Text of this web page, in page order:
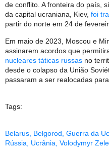
de conflito. A fronteira do país,
da capital ucraniana, Kiev, foi
partir do norte em 24 de
Em maio de 2023, Moscou e
assinarem acordos que
nucleares táticas russas no
desde o colapso da União
passaram a ser realocadas
Tags:
Belarus, Belgorod, Guerra da
Rússia, Ucrânia, Volodymyr